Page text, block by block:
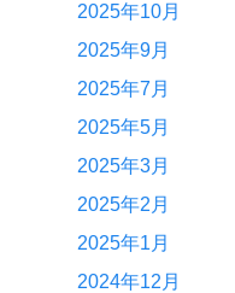
2025年10月
2025年9月
2025年7月
2025年5月
2025年3月
2025年2月
2025年1月
2024年12月